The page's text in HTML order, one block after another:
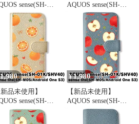
sense(SH-
SHV40) 手帳型ス
ホ ケース (色：ブル
グレー×ぶどう総柄)
どう 葡萄 リボン 巨
フルーツ 総柄 flip2-
blgy-577
AQUOS sense(SH-
01K/SHV40) 手帳型ス
マホ ケース (色：アイ
スグリーン×いちご総
柄) いちご 苺 リボン ス
トローベリー フルーツ
総柄 flip2-sh01k-icgr-
576
1,980
新品未使用】
sense(SH-
SHV40) 手帳型ス
ホ ケース (色：シャ
¥1,980
【新品未使用】
AQUOS sense(SH-
01K/SHV40) 手帳型ス
マホ ケース (色：ブル